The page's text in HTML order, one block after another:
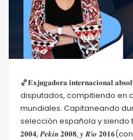
🏀𝐄𝐱𝐣𝐮𝐠𝐚𝐝𝐨𝐫𝐚 𝐢𝐧𝐭𝐞𝐫𝐧𝐚𝐜𝐢𝐨𝐧𝐚𝐥
disputados, compitiendo en
mundiales. Capitaneando
selección española y siendo
𝟐𝟎𝟎𝟒, 𝑷𝒆𝒌𝒊𝒏 𝟐𝟎𝟎𝟖, 𝒚 𝑹í𝒐